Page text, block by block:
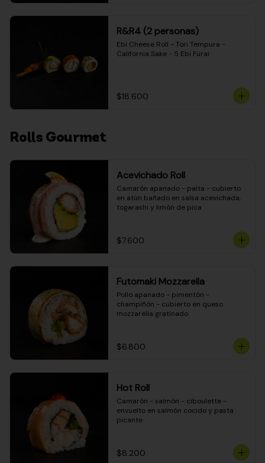
R&R4 (2 personas)
Ebi Cheese Roll - Tori Tempura -
California Sake - 5 Ebi Furai
$18.600
Rolls Gourmet
Acevichado Roll
Camarón apanado - palta - cubierto
en atún bañado en salsa acevichada,
togarashi y limón de pica
$7.600
Futomaki Mozzarella
Pollo apanado - pimentón -
champiñón - cubierto en queso
mozzarella gratinado
$6.800
Hot Roll
Camarón - salmón - ciboulette -
envuelto en salmón cocido y pasta
picante
$8.200